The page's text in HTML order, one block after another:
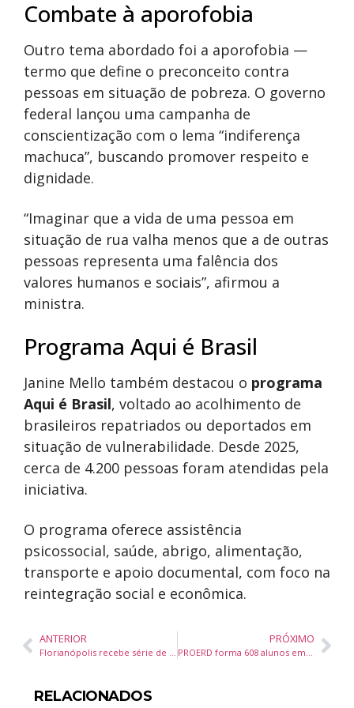
Combate à aporofobia
Outro tema abordado foi a aporofobia —
termo que define o preconceito contra
pessoas em situação de pobreza. O governo
federal lançou uma campanha de
conscientização com o lema “indiferença
machuca”, buscando promover respeito e
dignidade.
“Imaginar que a vida de uma pessoa em
situação de rua valha menos que a de outras
pessoas representa uma falência dos
valores humanos e sociais”, afirmou a
ministra.
Programa Aqui é Brasil
Janine Mello também destacou o programa
Aqui é Brasil, voltado ao acolhimento de
brasileiros repatriados ou deportados em
situação de vulnerabilidade. Desde 2025,
cerca de 4.200 pessoas foram atendidas pela
iniciativa.
O programa oferece assistência
psicossocial, saúde, abrigo, alimentação,
transporte e apoio documental, com foco na
reintegração social e econômica.
ANTERIOR
Florianópolis recebe série de encontros gratuitos sobre mulheres na música instrumental com pesquisa inédita “O Palco que Nos Deve”
PRÓXIMO
PROERD forma 608 alunos em Camboriú e se aproxima de marca histórica de 30 mil estudantes atendidos
RELACIONADOS